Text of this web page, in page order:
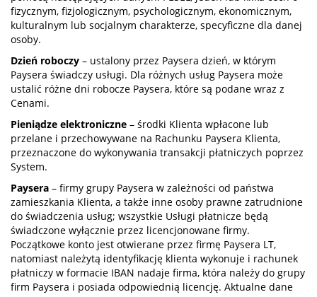
fizycznym, fizjologicznym, psychologicznym, ekonomicznym,
kulturalnym lub socjalnym charakterze, specyficzne dla danej
osoby.
Dzień roboczy – ustalony przez Paysera dzień, w którym
Paysera świadczy usługi. Dla różnych usług Paysera może
ustalić różne dni robocze Paysera, które są podane wraz z
Cenami.
Pieniądze elektroniczne – środki Klienta wpłacone lub
przelane i przechowywane na Rachunku Paysera Klienta,
przeznaczone do wykonywania transakcji płatniczych poprzez
System.
Paysera – firmy grupy Paysera w zależności od państwa
zamieszkania Klienta, a także inne osoby prawne zatrudnione
do świadczenia usług; wszystkie Usługi płatnicze będą
świadczone wyłącznie przez licencjonowane firmy.
Początkowe konto jest otwierane przez firmę Paysera LT,
natomiast należytą identyfikację klienta wykonuje i rachunek
płatniczy w formacie IBAN nadaje firma, która należy do grupy
firm Paysera i posiada odpowiednią licencję. Aktualne dane